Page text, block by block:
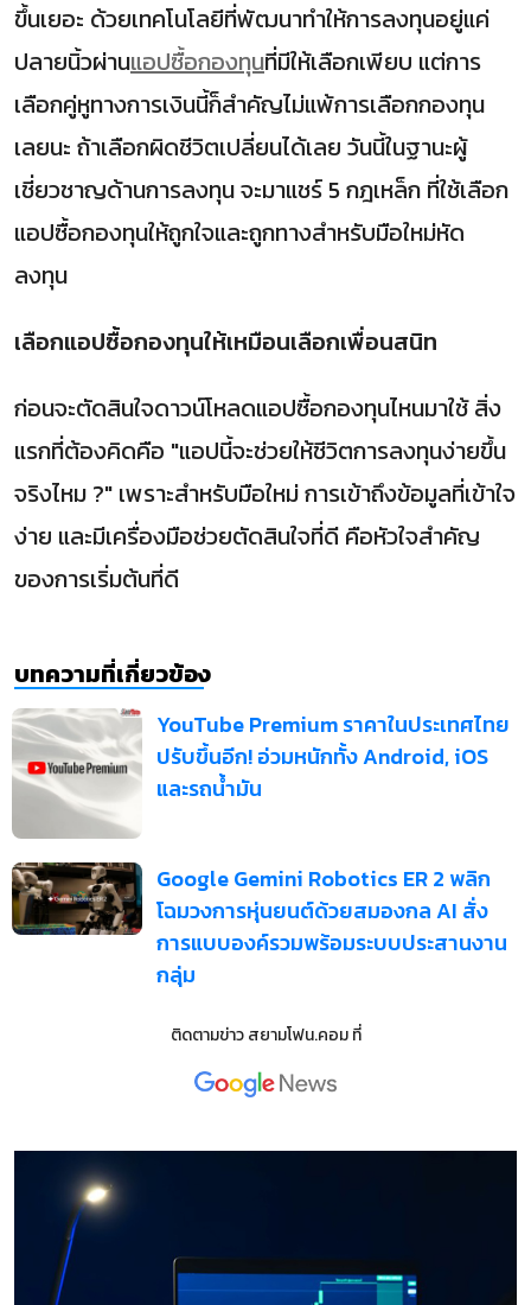
ขึ้นเยอะ ด้วยเทคโนโลยีที่พัฒนาทำให้การลงทุนอยู่แค่
ปลายนิ้วผ่านแอปซื้อกองทุนที่มีให้เลือกเพียบ แต่การ
เลือกคู่หูทางการเงินนี้ก็สำคัญไม่แพ้การเลือกกองทุน
เลยนะ ถ้าเลือกผิดชีวิตเปลี่ยนได้เลย วันนี้ในฐานะผู้
เชี่ยวชาญด้านการลงทุน จะมาแชร์ 5 กฎเหล็ก ที่ใช้เลือก
แอปซื้อกองทุนให้ถูกใจและถูกทางสำหรับมือใหม่หัด
ลงทุน
เลือกแอปซื้อกองทุนให้เหมือนเลือกเพื่อนสนิท
ก่อนจะตัดสินใจดาวน์โหลดแอปซื้อกองทุนไหนมาใช้ สิ่ง
แรกที่ต้องคิดคือ "แอปนี้จะช่วยให้ชีวิตการลงทุนง่ายขึ้น
จริงไหม ?" เพราะสำหรับมือใหม่ การเข้าถึงข้อมูลที่เข้าใจ
ง่าย และมีเครื่องมือช่วยตัดสินใจที่ดี คือหัวใจสำคัญ
ของการเริ่มต้นที่ดี
บทความที่เกี่ยวข้อง
YouTube Premium ราคาในประเทศไทย
ปรับขึ้นอีก! อ่วมหนักทั้ง Android, iOS
และรถน้ำมัน
Google Gemini Robotics ER 2 พลิก
โฉมวงการหุ่นยนต์ด้วยสมองกล AI สั่ง
การแบบองค์รวมพร้อมระบบประสานงาน
กลุ่ม
ติดตามข่าวสยามโฟน.คอมที่